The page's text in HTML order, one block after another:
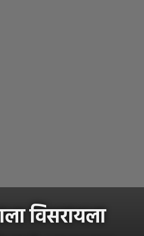
विसरायला